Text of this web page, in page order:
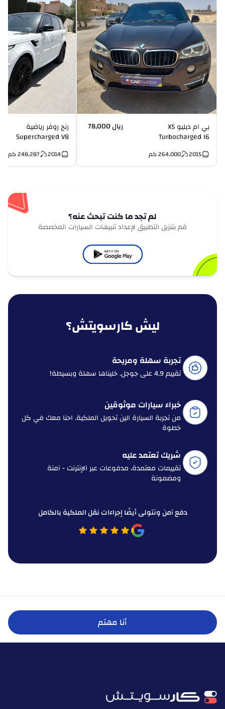
بي ام دبليو X5
Turbocharged I6
ريال 78,000
2015
264,000 كم
رنج روفر رياضية
Supercharged V8
2014
248,287 كم
لم تجد ما كنت تبحث عنه؟
قم بتنزيل التطبيق لإعداد تنبيهات السيارات المخصصة
ليش كارسويتش؟
تجربة سهلة ومريحة
تقييم 4.9 على جوجل. خليناها سهلة وبسيطة!
خبراء سيارات موثوقين
من تجربة السيارة الين تحويل الملكية. احنا معك في كل
خطوة
شريك تعتمد عليه
تقييمات معتمدة، مدفوعات عبر الإنترنت - آمنة
ومضمونة
دفع آمن ونتولى أيضًا إجراءات نقل الملكية بالكامل
أنا مهتم